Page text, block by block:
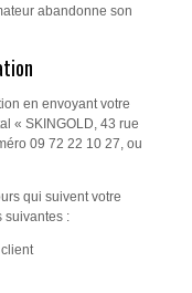
abandonne son
en envoyant votre
« SKINGOLD, 43 rue
09 72 22 10 27, ou
qui suivent votre
suivantes :